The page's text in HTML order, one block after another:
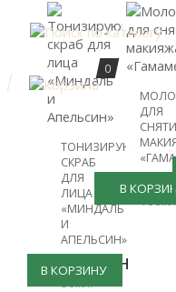
0
ТОНИЗИРУЮЩИЙ
СКРАБ
ДЛЯ
ЛИЦА
«МИНДАЛЬ
И
АПЕЛЬСИН»
В КОРЗИНУ
713грн
50мл.
ДЛЯ
В